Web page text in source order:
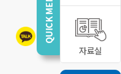
자료실